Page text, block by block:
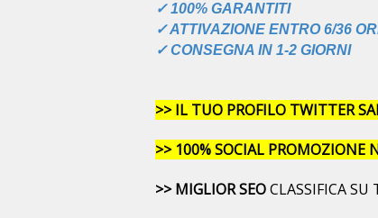
✓ 100% GARANTITI
✓ ATTIVAZIONE ENTRO 6/36
✓ CONSEGNA IN 1-2 GIORNI
>> IL TUO PROFILO TWITTER
>> 100% SOCIAL PROMOZIONE
>> MIGLIOR SEOCLASSIFICA SU